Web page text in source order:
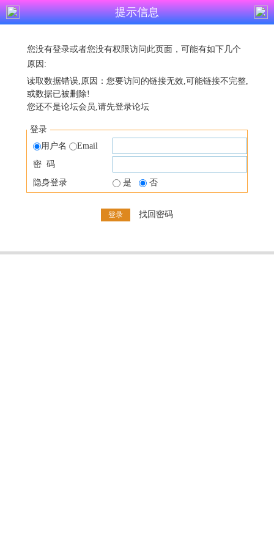
提示信息
您没有登录或者您没有权限访问此页面，可能有如下几个
原因:
读取数据错误,原因：您要访问的链接无效,可能链接不完整,
或数据已被删除!
您还不是论坛会员,请先登录论坛
登录
用户名
Email
密 码
隐身登录
是 否
找回密码